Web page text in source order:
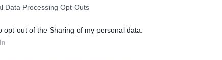
Data Processing Opt Outs
opt-out of the Sharing of my personal data.